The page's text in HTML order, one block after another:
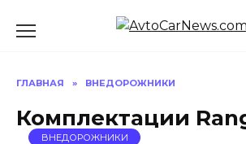
ГЛАВНАЯ » ВНЕДОРОЖНИКИ
Комплектации
ВНЕДОРОЖНИКИ